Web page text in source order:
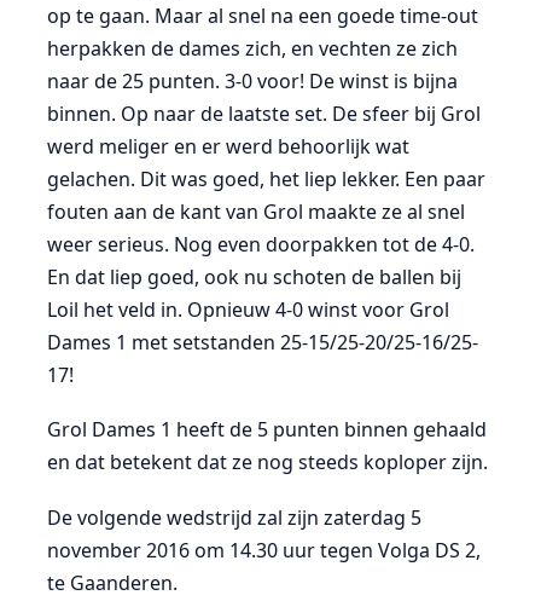
op te gaan. Maar al snel na een goede time-out
herpakken de dames zich, en vechten ze zich
naar de 25 punten. 3-0 voor! De winst is bijna
binnen. Op naar de laatste set. De sfeer bij Grol
werd meliger en er werd behoorlijk wat
gelachen. Dit was goed, het liep lekker. Een paar
fouten aan de kant van Grol maakte ze al snel
weer serieus. Nog even doorpakken tot de 4-0.
En dat liep goed, ook nu schoten de ballen bij
Loil het veld in. Opnieuw 4-0 winst voor Grol
Dames 1 met setstanden 25-15/25-20/25-16/25-
17!
Grol Dames 1 heeft de 5 punten binnen gehaald
en dat betekent dat ze nog steeds koploper zijn.
De volgende wedstrijd zal zijn zaterdag 5
november 2016 om 14.30 uur tegen Volga DS 2,
te Gaanderen.